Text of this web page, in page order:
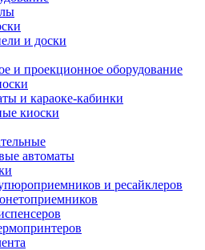
и доски
и проекционное оборудование
и караоке-кабинки
киоски
автоматы
и ресайклеров